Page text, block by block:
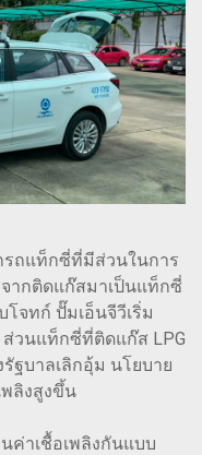
กรถแท็กซี่ที่มีส่วนในการ
ากติดแก๊สมาเป็นแท็กซี่
จทก์ ปั๊มเอ็นจีวีเริ่ม
วนแท็กซี่ที่ติดแก๊ส LPG
ฐบาลเลิกอุ้ม นโยบาย
ลิงสูงขึ้น
นค่าเชื้อเพลิงกันแบบ